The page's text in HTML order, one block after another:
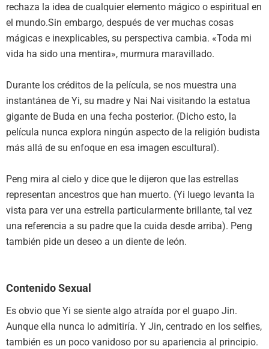
rechaza la idea de cualquier elemento mágico o espiritual en
el mundo.Sin embargo, después de ver muchas cosas
mágicas e inexplicables, su perspectiva cambia. «Toda mi
vida ha sido una mentira», murmura maravillado.
Durante los créditos de la película, se nos muestra una
instantánea de Yi, su madre y Nai Nai visitando la estatua
gigante de Buda en una fecha posterior. (Dicho esto, la
película nunca explora ningún aspecto de la religión budista
más allá de su enfoque en esa imagen escultural).
Peng mira al cielo y dice que le dijeron que las estrellas
representan ancestros que han muerto. (Yi luego levanta la
vista para ver una estrella particularmente brillante, tal vez
una referencia a su padre que la cuida desde arriba). Peng
también pide un deseo a un diente de león.
Contenido Sexual
Es obvio que Yi se siente algo atraída por el guapo Jin.
Aunque ella nunca lo admitiría. Y Jin, centrado en los selfies,
también es un poco vanidoso por su apariencia al principio.